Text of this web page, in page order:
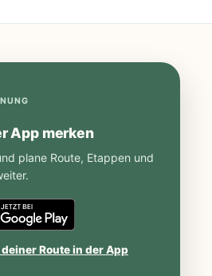
App merken
plane Route, Etappen und
Route in der App